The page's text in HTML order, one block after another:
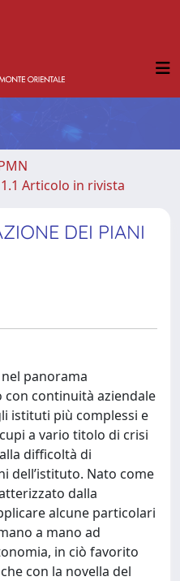
1.1 Articolo in rivista
DEI PIANI
panorama
continuità aziendale
istituti più complessi e
a vario titolo di crisi
difficoltà di
dell’istituto. Nato come
dalla
alcune particolari
a mano ad
in ciò favorito
con la novella del